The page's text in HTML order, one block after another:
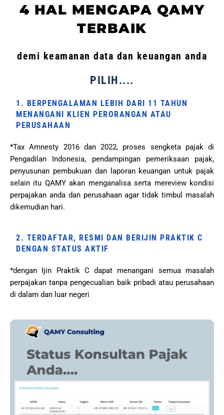
4 HAL MENGAPA QAMY
TERBAIK
demi keamanan data dan keuangan anda
PILIH....
1. BERPENGALAMAN LEBIH DARI 11 TAHUN
MENANGANI KLIEN PERORANGAN ATAU
PERUSAHAAN
*Tax Amnesty 2016 dan 2022, proses sengketa pajak di
Pengadilan Indonesia, pendampingan pemeriksaan pajak,
penyusunan pembukuan dan laporan keuangan untuk pajak
selain itu QAMY akan menganalisa serta mereview kondisi
perpajakan anda dan perusahaan agar tidak timbul masalah
dikemudian hari.
2. TERDAFTAR, RESMI DAN BERIJIN PRAKTIK C
DENGAN STATUS AKTIF
*dengan Ijin Praktik C dapat menangani semua masalah
perpajakan tanpa pengecualian baik pribadi atau perusahaan
di dalam dan luar negeri